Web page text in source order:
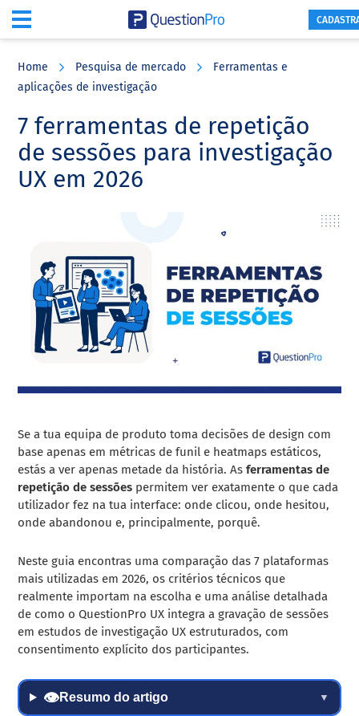
main
primary
footer
Home Pesquisa de mercado
Ferramentas e
aplicações de investigação
7 ferramentas de repetição
de sessões para investigação
UX em 2026
Se a tua equipa de produto toma decisões de design com
base apenas em métricas de funil e heatmaps estáticos,
estás a ver apenas metade da história. Asferramentas de
repetição de sessões permitem ver exatamente o que cada
utilizador fez na tua interface: onde clicou, onde hesitou,
onde abandonou e, principalmente, porquê.
Neste guia encontras uma comparação das 7 plataformas
mais utilizadas em 2026, os critérios técnicos que
realmente importam na escolha e uma análise detalhada
de como o QuestionPro UX integra a gravação de sessões
em estudos de investigação UX estruturados, com
consentimento explícito dos participantes.
👁Resumo do artigo ▼